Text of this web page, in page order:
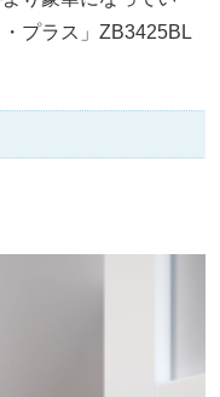
プラス」ZB3425BL